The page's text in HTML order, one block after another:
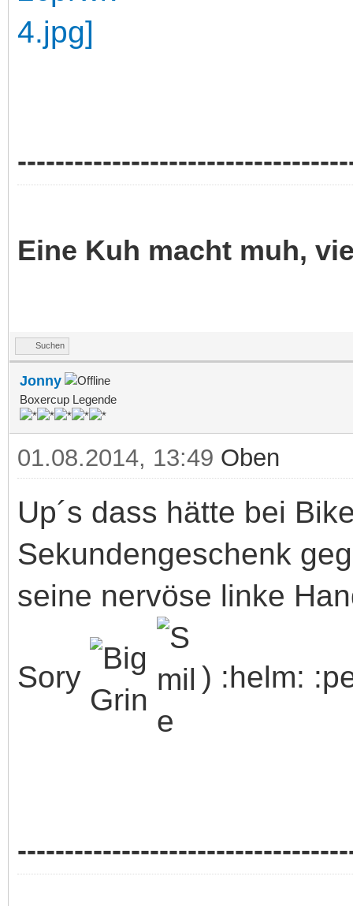
Eine Kuh macht muh,
Suchen
Jonny
Boxercup Legende
01.08.2014, 13:49 Oben
Up´s dass hätte bei
Sekundengeschenk
seine nervöse linke
Sory ) :helm: